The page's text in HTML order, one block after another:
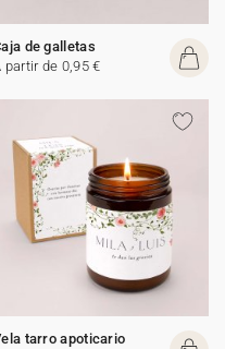
de galletas
partir de 0,95 €
tarro apoticario